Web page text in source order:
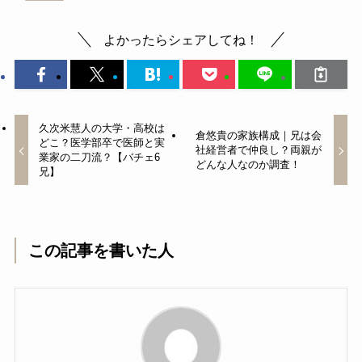
よかったらシェアしてね！
久次米慧人の大学・高校は
どこ？医学部卒で医師と実
業家の二刀流？【バチェ6
兄】
倉悠貴の家族構成｜兄は会
社経営者で仲良し？両親が
どんな人なのか調査！
この記事を書いた人